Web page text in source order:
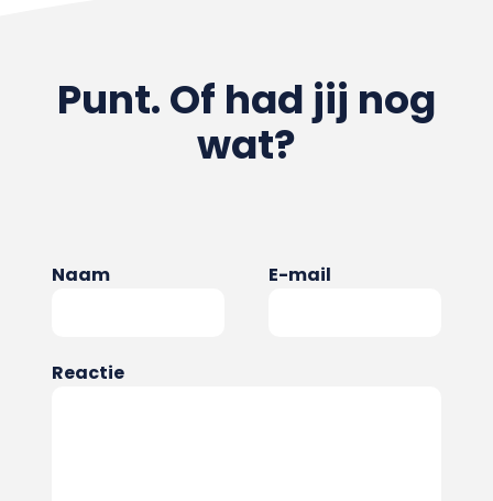
Punt. Of had jij nog
wat?
Naam E-mail
Reactie